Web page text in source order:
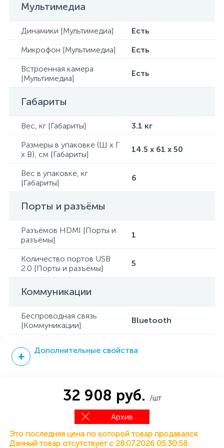
Мультимедиа
Динамики [Мультимедиа]
Есть
Микрофон [Мультимедиа]
Есть
Встроенная камера
[Мультимедиа]
Есть
Габариты
Вес, кг [Габариты]
3.1 кг
Размеры в упаковке (Ш x Г
x В), см [Габариты]
14.5 x 61 x 50
Вес в упаковке, кг
[Габариты]
6
Порты и разъёмы
Разъёмов HDMI [Порты и
разъёмы]
1
Количество портов USB
2.0 [Порты и разъёмы]
5
Коммуникации
Беспроводная связь
[Коммуникации]
Bluetooth
Дополнительные свойства
32 908 руб. /шт
Архив
Это последняя цена по которой товар продавался.
Данный товар отсутствует с 28.07.2026 05:30:58.